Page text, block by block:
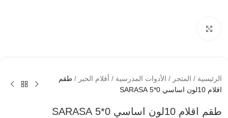
الرئيسية / المتجر / الأدوات المدرسية / أقلام الحبر / طقم
اقلام 10لون اساسي 0*5 SARASA
طقم اقلام 10لون اساسي 0*5 SARASA